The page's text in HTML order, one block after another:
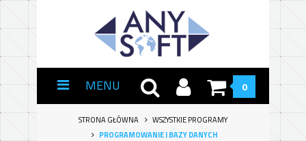
MENU 0
STRONA GŁÓWNA
WSZYSTKIE PROGRAMY
PROGRAMOWANIE I BAZY DANYCH